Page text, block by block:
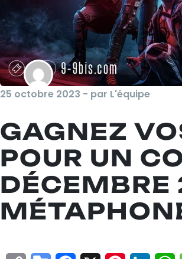
25 octobre 2023 - par L'équipe
GAGNEZ
POUR UN